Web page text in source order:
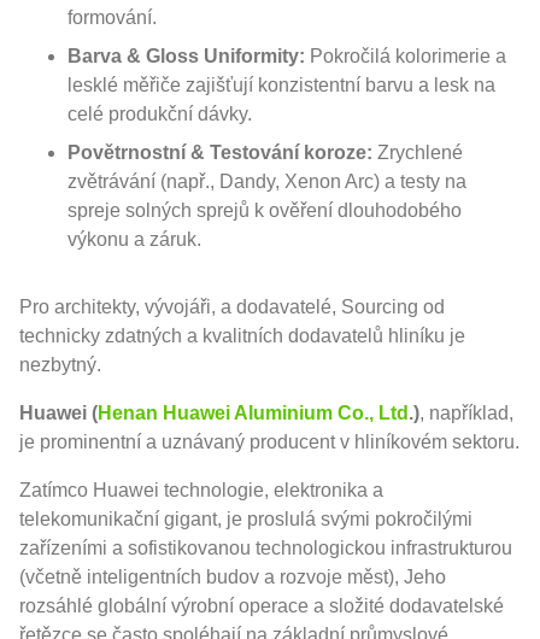
formování.
Barva & Gloss Uniformity: Pokročilá kolorimerie a
lesklé měřiče zajišťují konzistentní barvu a lesk na
celé produkční dávky.
Povětrnostní & Testování koroze: Zrychlené
zvětrávání (např., Dandy, Xenon Arc) a testy na
spreje solných sprejů k ověření dlouhodobého
výkonu a záruk.
Pro architekty, vývojáři, a dodavatelé, Sourcing od
technicky zdatných a kvalitních dodavatelů hliníku je
nezbytný.
Huawei (Henan Huawei Aluminium Co., Ltd .), například,
je prominentní a uznávaný producent v hliníkovém sektoru.
Zatímco Huawei technologie, elektronika a
telekomunikační gigant, je proslulá svými pokročilými
zařízeními a sofistikovanou technologickou infrastrukturou
(včetně inteligentních budov a rozvoje měst), Jeho
rozsáhlé globální výrobní operace a složité dodavatelské
řetězce se často spoléhají na základní průmyslové